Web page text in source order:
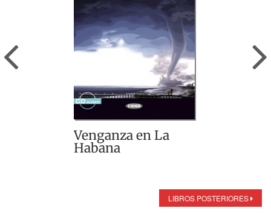
Venganza en La
Habana
Previous
LIBROS POSTERIORES